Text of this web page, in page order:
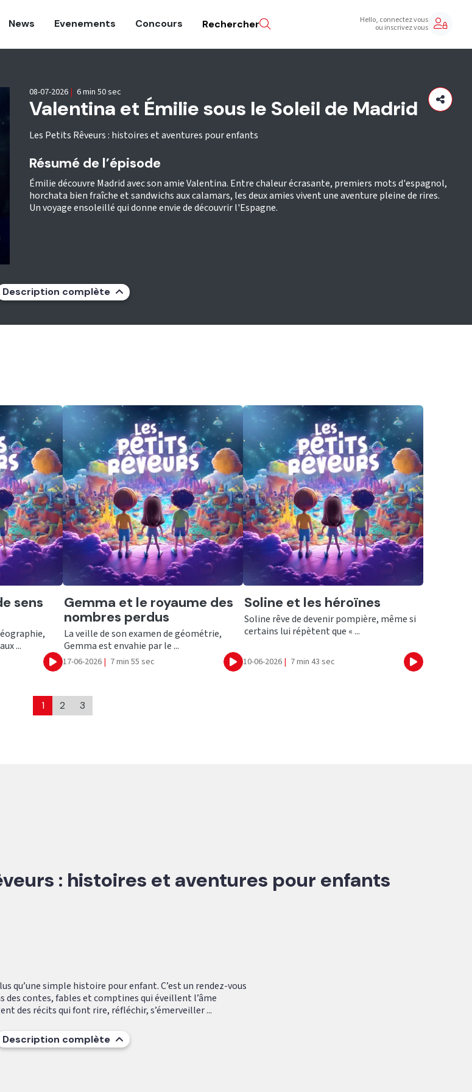
News Evenements Concours Rechercher Hello, connectez vous
ou inscrivez vous
Valentina et Émilie sous le Soleil de Madrid
Les Petits Rêveurs : histoires et aventures pour enfants
08-07-2026 | 6 min 50 sec
Résumé de l’épisode
Émilie découvre Madrid avec son amie Valentina. Entre chaleur écrasante, premiers mots d'espagnol,
horchata bien fraîche et sandwichs aux calamars, les deux amies vivent une aventure pleine de rires.
Un voyage ensoleillé qui donne envie de découvrir l'Espagne.
Description complète
sens
...
Ecouter
Ecouter
Gemma et le royaume des
nombres perdus
La veille de son examen de géométrie,
Gemma est envahie par le ...
17-06-2026 | 7 min 55 sec Ecouter
Ecouter
Soline et les héroïnes
Soline rêve de devenir pompière, même si
certains lui répètent que « ...
10-06-2026 | 7 min 43 sec Ecouter
1 2 3
: histoires et aventures pour enfants
qu’une simple histoire pour enfant. C’est un rendez-vous
des contes, fables et comptines qui éveillent l’âme
des récits qui font rire, réfléchir, s’émerveiller ...
Description complète